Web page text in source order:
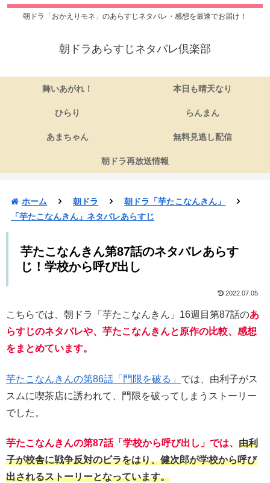
朝ドラ「おかえりモネ」のあらすじネタバレ・感想を最速でお届け！
朝ドラあらすじネタバレ倶楽部
舞いあがれ！ 本日も晴天なり
ひらり らんまん
あまちゃん 無料見逃し配信
朝ドラ再放送情報
ホーム 朝ドラ
朝ドラ「芋たこなんきん」
「芋たこなんきん」ネタバレあらすじ
芋たこなんきん第87話のネタバレあらす
じ！学校から呼び出し
2022.07.05
こちらでは、朝ドラ「芋たこなんきん」16週目第87話のあ
らすじのネタバレや、芋たこなんきんと原作の比較、感想
をまとめています。
芋たこなんきんの第86話「門限を破る」 では、由利子がス
スムに喫茶店に誘われて、門限を破ってしまうストーリー
でした。
芋たこなんきんの第87話「学校から呼び出し」では、 由利
子が校舎に戦争反対のビラをはり、健次郎が学校から呼び
出されるストーリーとなっています。